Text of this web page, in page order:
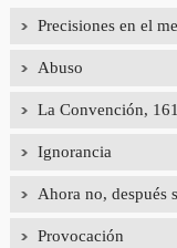
Precisiones en el
Abuso
La Convención,
Ignorancia
Ahora no, después
Provocación